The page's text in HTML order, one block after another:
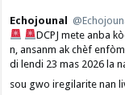
Echojounal
DCPJ mete anba
n, ansanm ak chèf
di lendi 23 mas 2026 la
sou gwo iregilarite nan